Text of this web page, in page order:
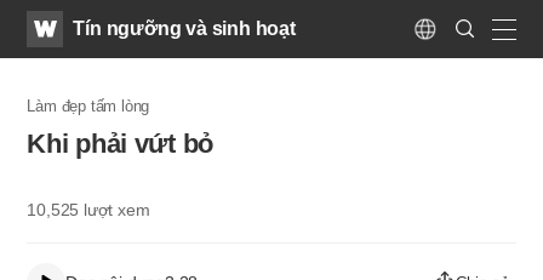
WATVTín ngưỡng và sinh hoạt
Language
Search
Submit
Làm đẹp tấm lòng
Khi phải vứt bỏ
10,525 lượt xem